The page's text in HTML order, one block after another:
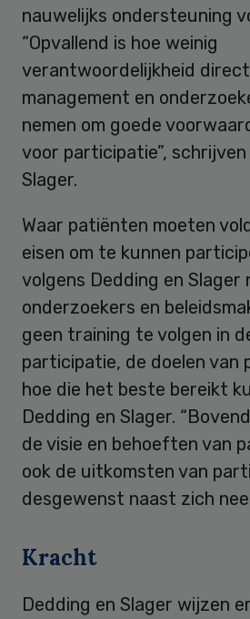
nauwelijks ondersteuning
“Opvallend is hoe weinig
verantwoordelijkheid
management en
nemen om goede
voor participatie”,
Slager.
Waar patiënten moeten
eisen om te kunnen
volgens Dedding en Slager
onderzoekers en
geen training te volgen in
participatie, de doelen van
hoe die het beste bereikt
Dedding en Slager.
de visie en behoeften van
ook de uitkomsten van
desgewenst naast zich
Kracht
Dedding en Slager wijzen